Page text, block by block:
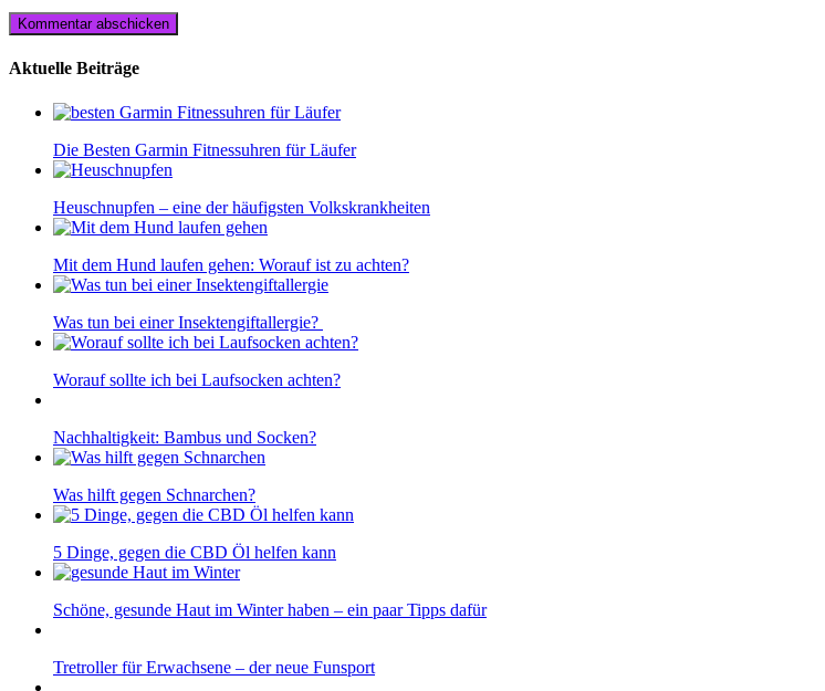
Aktuelle Beiträge
Die Besten Garmin Fitnessuhren für Läufer
Heuschnupfen – eine der häufigsten Volkskrankheiten
Mit dem Hund laufen gehen: Worauf ist zu achten?
Was tun bei einer Insektengiftallergie?
Worauf sollte ich bei Laufsocken achten?
Nachhaltigkeit: Bambus und Socken?
Was hilft gegen Schnarchen?
5 Dinge, gegen die CBD Öl helfen kann
Schöne, gesunde Haut im Winter haben – ein paar Tipps dafür
Tretroller für Erwachsene – der neue Funsport